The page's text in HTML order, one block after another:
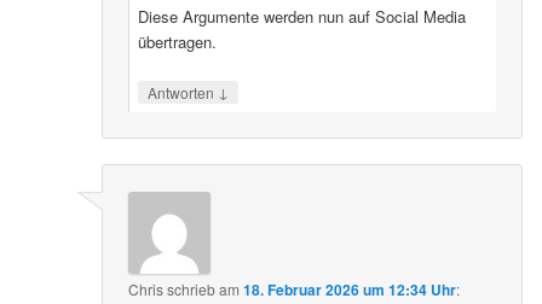
Diese Argumente werden nun auf Social Media
übertragen.
Antworten ↓
Chrisschriebam18. Februar 2026 um 12:34 Uhr: